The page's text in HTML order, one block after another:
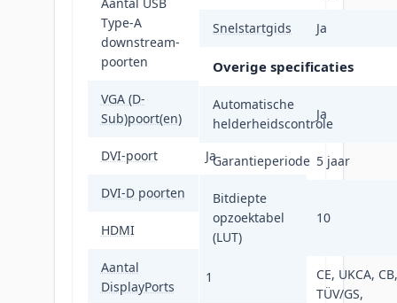
Type-A
downstream-
poorten
VGA (D-
Sub)poort(en)
DVI-poort Ja
DVI-D poorten
HDMI Nee
Aantal
DisplayPorts
1
Snelstartgids Ja
Overige specificaties
Automatische
helderheidscontrole
Ja
Garantieperiode 5 jaar
Bitdiepte
opzoektabel
(LUT)
10
CE, UKCA, CB,
TÜV/GS,